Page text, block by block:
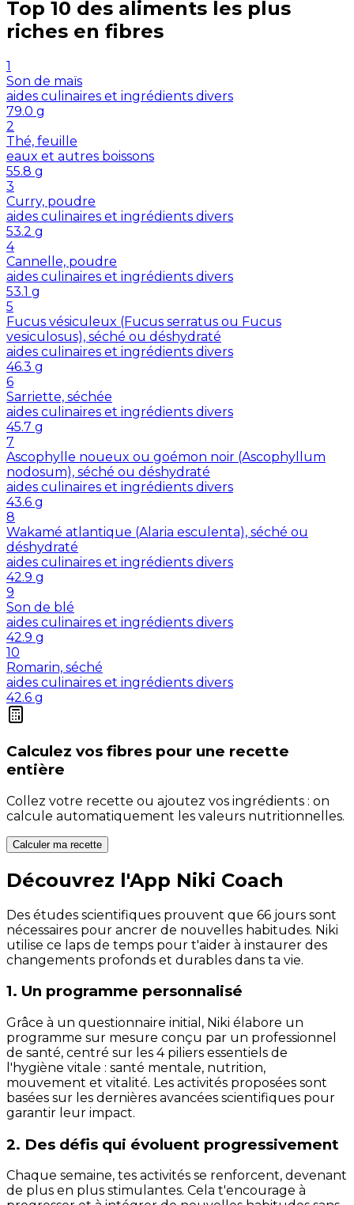
Top 10 des aliments les plus
riches en fibres
1
Son de maïs
aides culinaires et ingrédients divers
79.0 g
2
Thé, feuille
eaux et autres boissons
55.8 g
3
Curry, poudre
aides culinaires et ingrédients divers
53.2 g
4
Cannelle, poudre
aides culinaires et ingrédients divers
53.1 g
5
Fucus vésiculeux (Fucus serratus ou Fucus
vesiculosus), séché ou déshydraté
aides culinaires et ingrédients divers
46.3 g
6
Sarriette, séchée
aides culinaires et ingrédients divers
45.7 g
7
Ascophylle noueux ou goémon noir (Ascophyllum
nodosum), séché ou déshydraté
aides culinaires et ingrédients divers
43.6 g
8
Wakamé atlantique (Alaria esculenta), séché ou
déshydraté
aides culinaires et ingrédients divers
42.9 g
9
Son de blé
aides culinaires et ingrédients divers
42.9 g
10
Romarin, séché
aides culinaires et ingrédients divers
42.6 g
Calculez vos fibres pour une recette
entière
Collez votre recette ou ajoutez vos ingrédients : on
calcule automatiquement les valeurs nutritionnelles.
Calculer ma recette
Découvrez l'App Niki Coach
Des études scientifiques prouvent que 66 jours sont
nécessaires pour ancrer de nouvelles habitudes. Niki
utilise ce laps de temps pour t'aider à instaurer des
changements profonds et durables dans ta vie.
1. Un programme personnalisé
Grâce à un questionnaire initial, Niki élabore un
programme sur mesure conçu par un professionnel
de santé, centré sur les 4 piliers essentiels de
l'hygiène vitale : santé mentale, nutrition,
mouvement et vitalité. Les activités proposées sont
basées sur les dernières avancées scientifiques pour
garantir leur impact.
2. Des défis qui évoluent progressivement
Chaque semaine, tes activités se renforcent, devenant
de plus en plus stimulantes. Cela t'encourage à